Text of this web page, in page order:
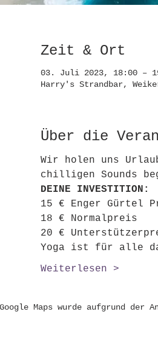
Zeit & Ort
03. Juli 2023, 18:00 –
Harry's Strandbar,
Über die
Wir holen uns
chilligen Sounds
DEINE INVESTITION:
15 € Enger Gürtel
18 € Normalpreis
20 €
Yoga ist für alle
Weiterlesen >
Google Maps wurde aufgrund